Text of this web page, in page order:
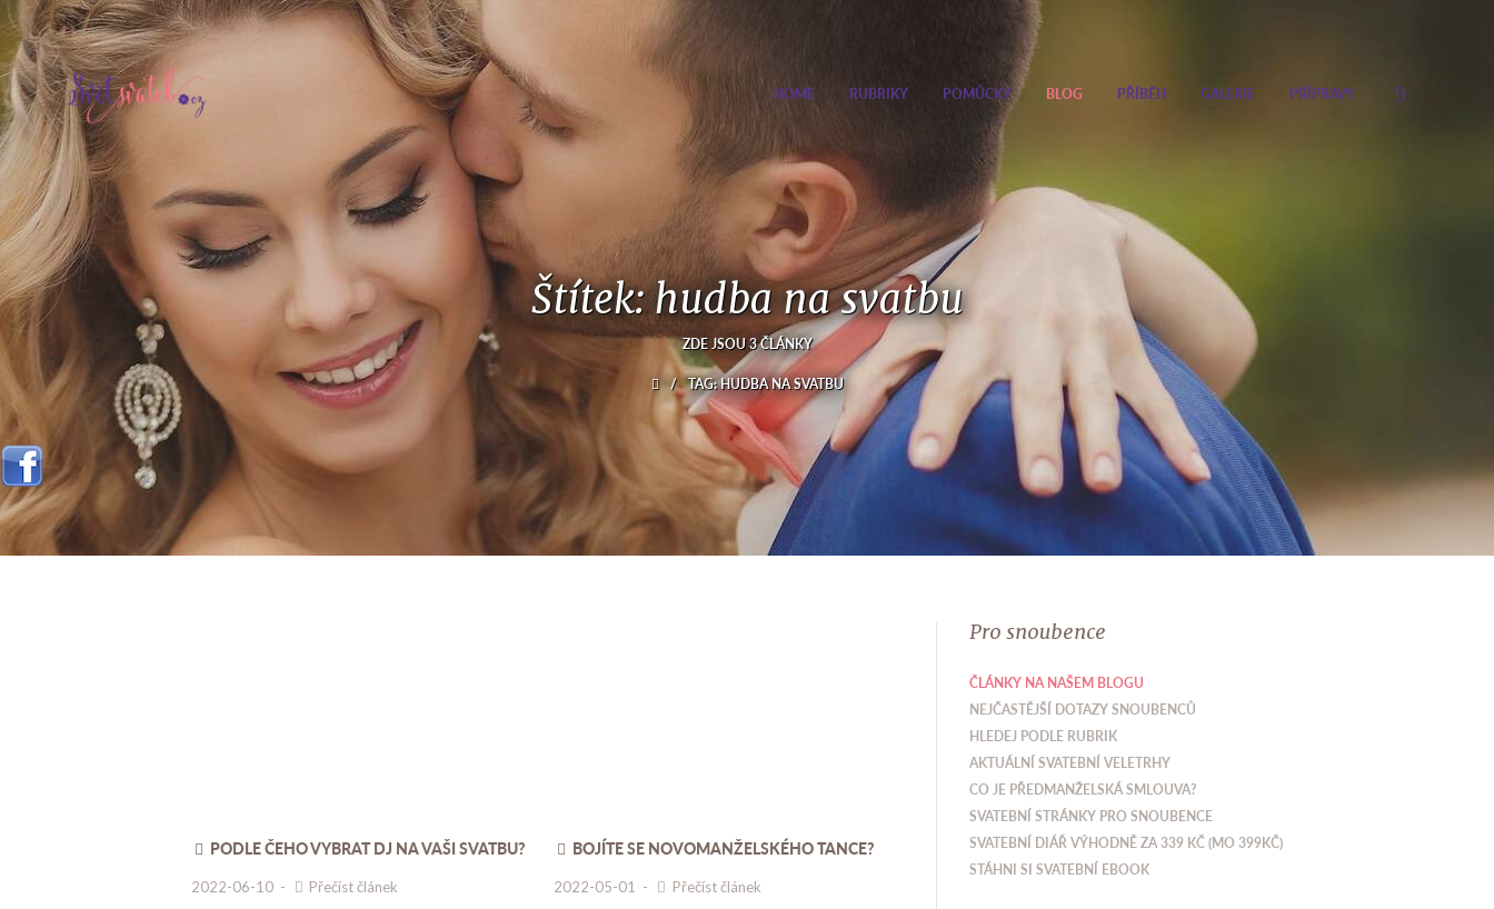
HOME RUBRIKY POMŮCKY BLOG PŘÍBĚH GALERIE PŘÍPRAVY
Štítek: hudba na svatbu
ZDE JSOU 3 ČLÁNKY
/ TAG: HUDBA NA SVATBU
PODLE ČEHO VYBRAT DJ NA VAŠI SVATBU?
2022-06-10 - Přečíst článek
BOJÍTE SE NOVOMANŽELSKÉHO TANCE?
2022-05-01 - Přečíst článek
Pro snoubence
ČLÁNKY NA NAŠEM BLOGU
NEJČASTĚJŠÍ DOTAZY SNOUBENCŮ
HLEDEJ PODLE RUBRIK
AKTUÁLNÍ SVATEBNÍ VELETRHY
CO JE PŘEDMANŽELSKÁ SMLOUVA?
SVATEBNÍ STRÁNKY PRO SNOUBENCE
SVATEBNÍ DIÁŘ VÝHODNĚ ZA 339 KČ (MO 399KČ)
STÁHNI SI SVATEBNÍ EBOOK